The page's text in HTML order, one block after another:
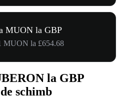
MUON la GBP
MUON la £654.68
la GBP
schimb